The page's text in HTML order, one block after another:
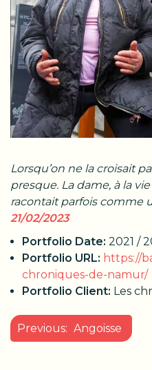
Lorsqu’on ne la croisait
presque. La dame, à la
racontait parfois comme
21/02/2023
Portfolio Date: 2021 /
Portfolio URL: https://
chroniques-de-namur/
Portfolio Client: Les
NAVIGATION
DE
Previous: Angoisse